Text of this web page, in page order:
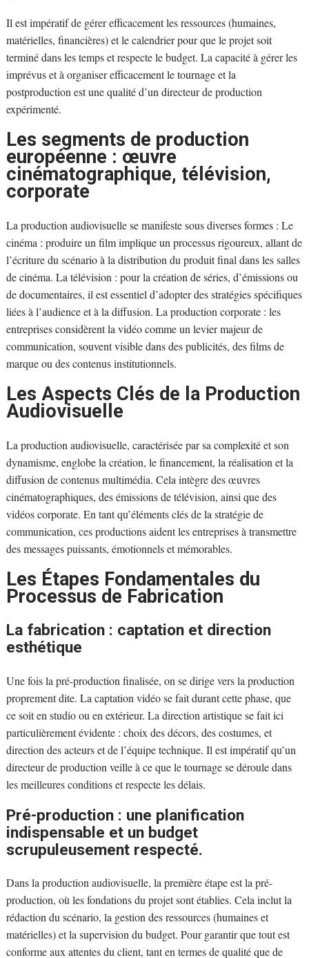
Il est impératif de gérer efficacement les ressources (humaines,
matérielles, financières) et le calendrier pour que le projet soit
terminé dans les temps et respecte le budget. La capacité à gérer les
imprévus et à organiser efficacement le tournage et la
postproduction est une qualité d’un directeur de production
expérimenté.
Les segments de production
européenne : œuvre
cinématographique, télévision,
corporate
La production audiovisuelle se manifeste sous diverses formes : Le
cinéma : produire un film implique un processus rigoureux, allant de
l’écriture du scénario à la distribution du produit final dans les salles
de cinéma. La télévision : pour la création de séries, d’émissions ou
de documentaires, il est essentiel d’adopter des stratégies spécifiques
liées à l’audience et à la diffusion. La production corporate : les
entreprises considèrent la vidéo comme un levier majeur de
communication, souvent visible dans des publicités, des films de
marque ou des contenus institutionnels.
Les Aspects Clés de la Production
Audiovisuelle
La production audiovisuelle, caractérisée par sa complexité et son
dynamisme, englobe la création, le financement, la réalisation et la
diffusion de contenus multimédia. Cela intègre des œuvres
cinématographiques, des émissions de télévision, ainsi que des
vidéos corporate. En tant qu’éléments clés de la stratégie de
communication, ces productions aident les entreprises à transmettre
des messages puissants, émotionnels et mémorables.
Les Étapes Fondamentales du
Processus de Fabrication
La fabrication : captation et direction
esthétique
Une fois la pré-production finalisée, on se dirige vers la production
proprement dite. La captation vidéo se fait durant cette phase, que
ce soit en studio ou en extérieur. La direction artistique se fait ici
particulièrement évidente : choix des décors, des costumes, et
direction des acteurs et de l’équipe technique. Il est impératif qu’un
directeur de production veille à ce que le tournage se déroule dans
les meilleures conditions et respecte les délais.
Pré-production : une planification
indispensable et un budget
scrupuleusement respecté.
Dans la production audiovisuelle, la première étape est la pré-
production, où les fondations du projet sont établies. Cela inclut la
rédaction du scénario, la gestion des ressources (humaines et
matérielles) et la supervision du budget. Pour garantir que tout est
conforme aux attentes du client, tant en termes de qualité que de